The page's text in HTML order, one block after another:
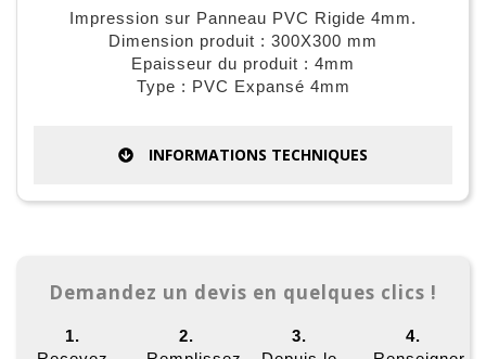
Impression sur Panneau PVC Rigide 4mm.
Dimension produit : 300X300 mm
Epaisseur du produit : 4mm
Type : PVC Expansé 4mm
INFORMATIONS TECHNIQUES
Demandez un devis en quelques clics !
1.
2.
3.
4.